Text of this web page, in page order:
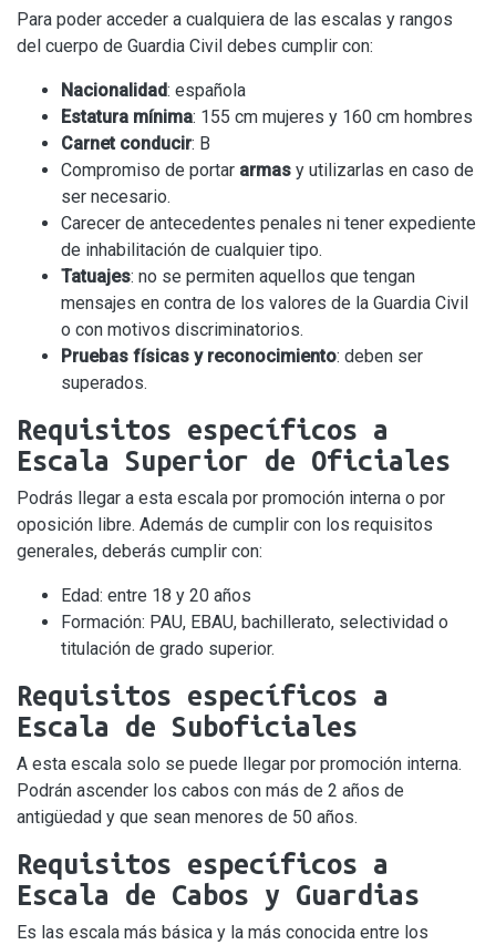
Para poder acceder a cualquiera de las escalas y rangos
del cuerpo de Guardia Civil debes cumplir con:
Nacionalidad: española
Estatura mínima: 155 cm mujeres y 160 cm hombres
Carnet conducir: B
Compromiso de portar armas y utilizarlas en caso de
ser necesario.
Carecer de antecedentes penales ni tener expediente
de inhabilitación de cualquier tipo.
Tatuajes: no se permiten aquellos que tengan
mensajes en contra de los valores de la Guardia Civil
o con motivos discriminatorios.
Pruebas físicas y reconocimiento: deben ser
superados.
Requisitos específicos a
Escala Superior de Oficiales
Podrás llegar a esta escala por promoción interna o por
oposición libre. Además de cumplir con los requisitos
generales, deberás cumplir con:
Edad: entre 18 y 20 años
Formación: PAU, EBAU, bachillerato, selectividad o
titulación de grado superior.
Requisitos específicos a
Escala de Suboficiales
A esta escala solo se puede llegar por promoción interna.
Podrán ascender los cabos con más de 2 años de
antigüedad y que sean menores de 50 años.
Requisitos específicos a
Escala de Cabos y Guardias
Es las escala más básica y la más conocida entre los